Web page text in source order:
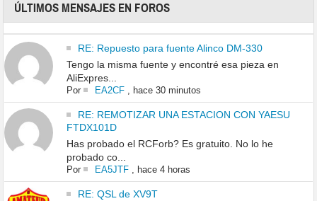
ÚLTIMOS MENSAJES EN FOROS
RE: Repuesto para fuente Alinco DM-330
Tengo la misma fuente y encontré esa pieza en
AliExpres...
Por EA2CF, hace 30 minutos
RE: REMOTIZAR UNA ESTACION CON YAESU
FTDX101D
Has probado el RCForb? Es gratuito. No lo he
probado co...
Por EA5JTF, hace 4 horas
RE: QSL de XV9T